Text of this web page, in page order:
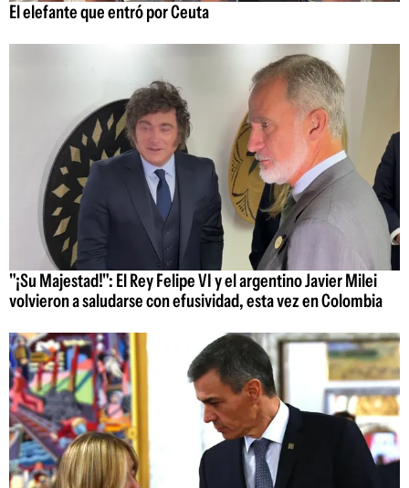
El elefante que entró por Ceuta
"¡Su Majestad!": El Rey Felipe VI y el argentino Javier Milei
volvieron a saludarse con efusividad, esta vez en Colombia